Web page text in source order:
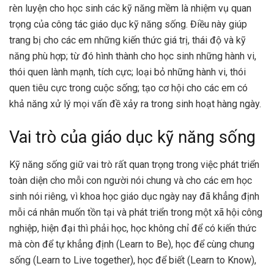
rèn luyện cho học sinh các kỹ năng mềm là nhiệm vụ quan
trọng của công tác giáo dục kỹ năng sống. Điều này giúp
trang bị cho các em những kiến thức giá trị, thái độ và kỹ
năng phù hợp; từ đó hình thành cho học sinh những hành vi,
thói quen lành mạnh, tích cực; loại bỏ những hành vi, thói
quen tiêu cực trong cuộc sống; tạo cơ hội cho các em có
khả năng xử lý mọi vấn đề xảy ra trong sinh hoạt hàng ngày.
Vai trò của giáo dục kỹ năng sống
Kỹ năng sống giữ vai trò rất quan trọng trong việc phát triển
toàn diện cho mỗi con người nói chung và cho các em học
sinh nói riêng, vì khoa học giáo dục ngày nay đã khẳng định
mỗi cá nhân muốn tồn tại và phát triển trong một xã hội công
nghiệp, hiện đại thì phải học, học không chỉ để có kiến thức
mà còn để tự khẳng định (Learn to Be), học để cùng chung
sống (Learn to Live together), học để biết (Learn to Know),